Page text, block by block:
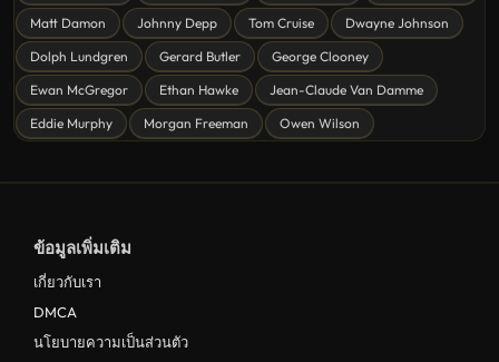
ดูหนังแฟนตาซี Fantasy
ดูหนังลึกลับ Mystery
ดูหนังอนิเมชั่น Animation
ดูหนังไซไฟ Sci-Fi
ดูหนังญี่ปุ่น Japan
ดูหนังชีวประวัติ Biography
Matt Damon
Johnny Depp Tom Cruise
Dwayne Johnson
Dolph Lundgren
Gerard Butler
George Clooney
Ewan McGregor
Ethan Hawke
Jean-Claude Van Damme
Eddie Murphy
Morgan Freeman Owen Wilson
ข้อมูลเพิ่มเติม
เกี่ยวกับเรา
DMCA
นโยบายความเป็นส่วนตัว